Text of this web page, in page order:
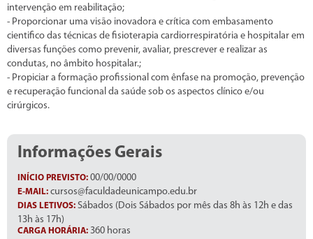
intervenção em reabilitação;
- Proporcionar uma visão inovadora e crítica com embasamento
cientifico das técnicas de fisioterapia cardiorrespiratória e hospitalar em
diversas funções como prevenir, avaliar, prescrever e realizar as
condutas, no âmbito hospitalar.;
- Propiciar a formação profissional com ênfase na promoção, prevenção
e recuperação funcional da saúde sob os aspectos clínico e/ou
cirúrgicos.
Informações Gerais
INÍCIO PREVISTO: 00/00/0000
E-MAIL: cursos@faculdadeunicampo.edu.br
DIAS LETIVOS: Sábados (Dois Sábados por mês das 8h às 12h e das
13h às 17h)
CARGA HORÁRIA: 360 horas